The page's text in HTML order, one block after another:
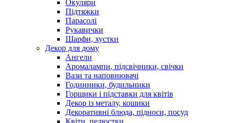
Окуляри
Підтяжки
Парасолі
Рукавички
Шарфи, хустки
Декор для дому
Ангели
Аромалампи, підсвічники, свічки
Вази та наповнювачі
Годинники, будильники
Горщики і підставки для квітів
Декор із металу, кошики
Декоративні блюда, підноси, посуд
Квіти, пелюстки